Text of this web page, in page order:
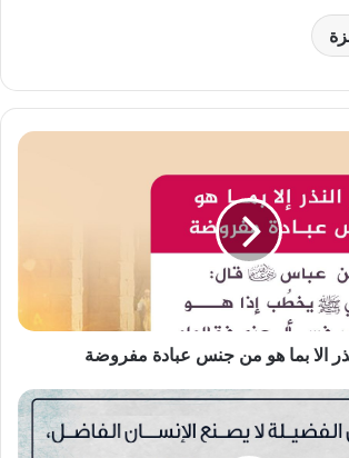
الا بما هو من جنس عبادة مفروضة